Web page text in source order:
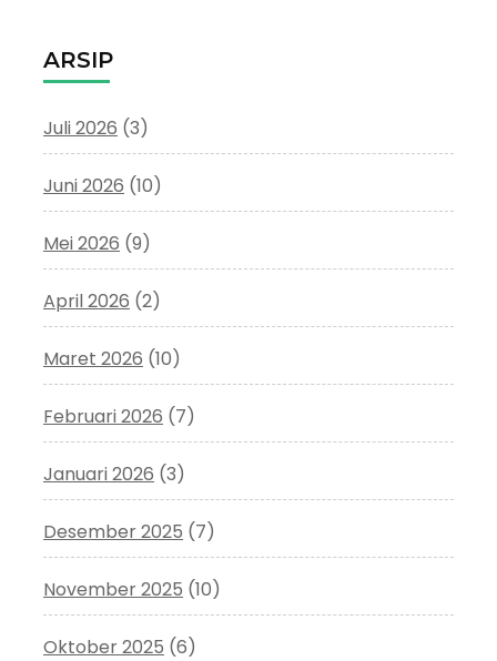
ARSIP
Juli 2026 (3)
Juni 2026 (10)
Mei 2026 (9)
April 2026 (2)
Maret 2026 (10)
Februari 2026 (7)
Januari 2026 (3)
Desember 2025 (7)
November 2025 (10)
Oktober 2025 (6)